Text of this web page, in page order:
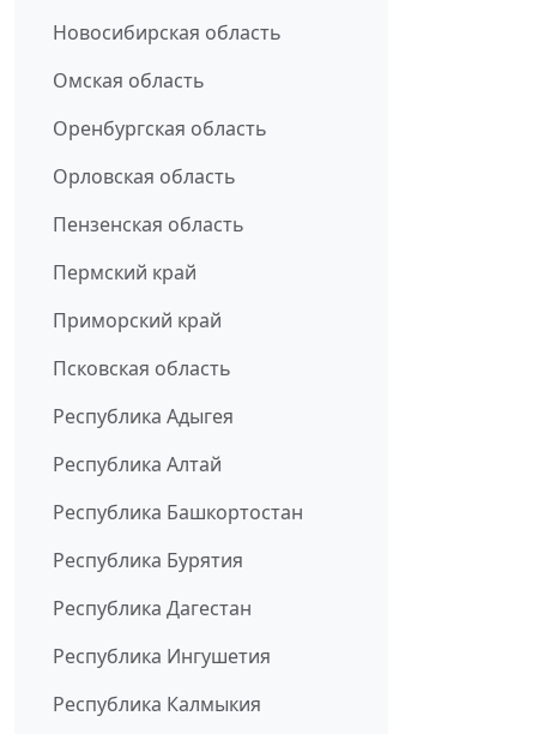
Новосибирская область
Омская область
Оренбургская область
Орловская область
Пензенская область
Пермский край
Приморский край
Псковская область
Республика Адыгея
Республика Алтай
Республика Башкортостан
Республика Бурятия
Республика Дагестан
Республика Ингушетия
Республика Калмыкия